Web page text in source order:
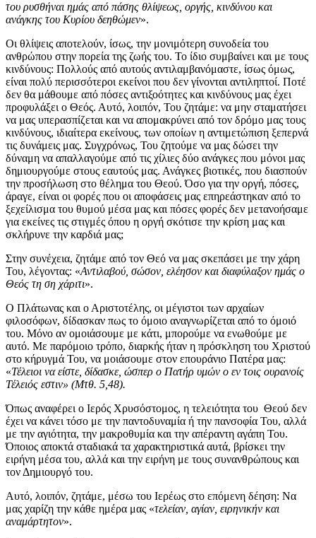
του ρυσθήναι ημάς από πάσης θλίψεως, οργής, κινδύνου και
ανάγκης του Κυρίου δεηθώμεν».
Οι θλίψεις αποτελούν, ίσως, την μονιμότερη συνοδεία του
ανθρώπου στην πορεία της ζωής του. Το ίδιο συμβαίνει και με τους
κινδύνους: Πολλούς από αυτούς αντιλαμβανόμαστε, ίσως όμως,
είναι πολύ περισσότεροι εκείνοι που δεν γίνονται αντιληπτοί. Ποτέ
δεν θα μάθουμε από πόσες αντιξοότητες και κινδύνους μας έχει
προφυλάξει ο Θεός. Αυτό, λοιπόν, Του ζητάμε: να μην σταματήσει
να μας υπερασπίζεται και να απομακρύνει από τον δρόμο μας τους
κινδύνους, ιδιαίτερα εκείνους, των οποίων η αντιμετώπιση ξεπερνά
τις δυνάμεις μας. Συγχρόνως, Του ζητούμε να μας δώσει την
δύναμη να απαλλαγούμε από τις χίλιες δύο ανάγκες που μόνοι μας
δημιουργούμε στους εαυτούς μας. Ανάγκες βιοτικές, που διασπούν
την προσήλωση στο θέλημα του Θεού. Όσο για την οργή, πόσες,
άραγε, είναι οι φορές που οι αποφάσεις μας επηρεάστηκαν από το
ξεχείλισμα του θυμού μέσα μας και πόσες φορές δεν μετανοήσαμε
για εκείνες τις στιγμές όπου η οργή σκότισε την κρίση μας και
σκλήρυνε την καρδιά μας;
Στην συνέχεια, ζητάμε από τον Θεό να μας σκεπάσει με την χάρη
Του, λέγοντας: «Αντιλαβού, σώσον, ελέησον και διαφύλαξον ημάς ο
Θεός τη ση χάριτι».
Ο Πλάτωνας και ο Αριστοτέλης, οι μέγιστοι των αρχαίων
φιλοσόφων, δίδασκαν πως το όμοιο αναγνωρίζεται από το όμοιό
του. Μόνο αν ομοιάσουμε με κάτι, μπορούμε να ενωθούμε με
αυτό. Με παρόμοιο τρόπο, διαρκής ήταν η πρόσκληση του Χριστού
στο κήρυγμά Του, να μοιάσουμε στον επουράνιο Πατέρα μας:
«Τέλειοι να είστε, δίδασκε, ώσπερ ο Πατήρ υμών ο εν τοις ουρανοίς
Τέλειός εστιν» (Μτθ. 5,48).
Όπως αναφέρει ο Ιερός Χρυσόστομος, η τελειότητα του Θεού δεν
έχει να κάνει τόσο με την παντοδυναμία ή την πανσοφία Του, αλλά
με την αγιότητα, την μακροθυμία και την απέραντη αγάπη Του.
Όποιος αποκτά σταδιακά τα χαρακτηριστικά αυτά, βρίσκει την
ειρήνη μέσα του, αλλά και την ειρήνη με τους συνανθρώπους και
τον Δημιουργό του.
Αυτό, λοιπόν, ζητάμε, μέσω του Ιερέως στο επόμενη δέηση: Να
μας χαρίζη την κάθε ημέρα μας «τελείαν, αγίαν, ειρηνικήν και
αναμάρτητον».